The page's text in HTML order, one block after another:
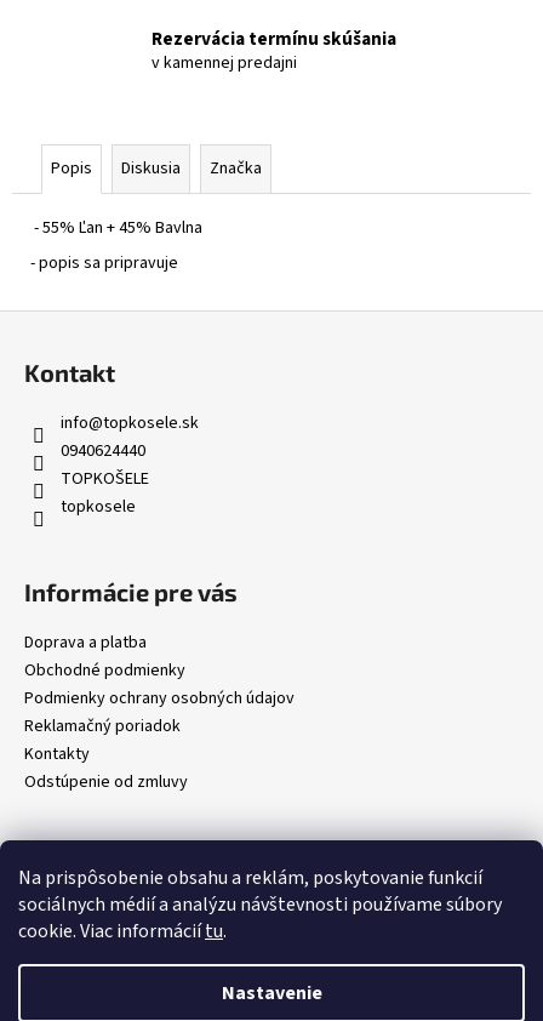
Na prispôsobenie obsahu a reklám, poskytovanie funkcií
sociálnych médií a analýzu návštevnosti používame súbory
cookie. Viac informáciítu.
Nastavenie
Rezervácia termínu skúšania
v kamennej predajni
Popis Diskusia Značka
- 55% Ľan + 45% Bavlna
- popis sa pripravuje
Kontakt
info@topkosele.sk
0940624440
TOPKOŠELE
topkosele
Informácie pre vás
Doprava a platba
Obchodné podmienky
Podmienky ochrany osobných údajov
Reklamačný poriadok
Kontakty
Odstúpenie od zmluvy
Prijímame online platby